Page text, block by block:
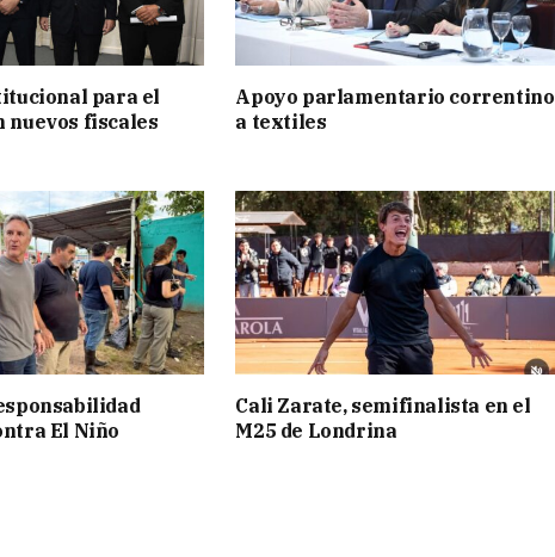
para el
nuevos fiscales
Apoyo parlamentario correntino
a textiles
El Niño
Cali Zarate, semifinalista en el
M25 de Londrina